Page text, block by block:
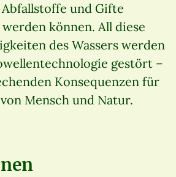
und Gifte
können. All diese
des Wassers werden
gestört –
Konsequenzen für
Mensch und Natur.